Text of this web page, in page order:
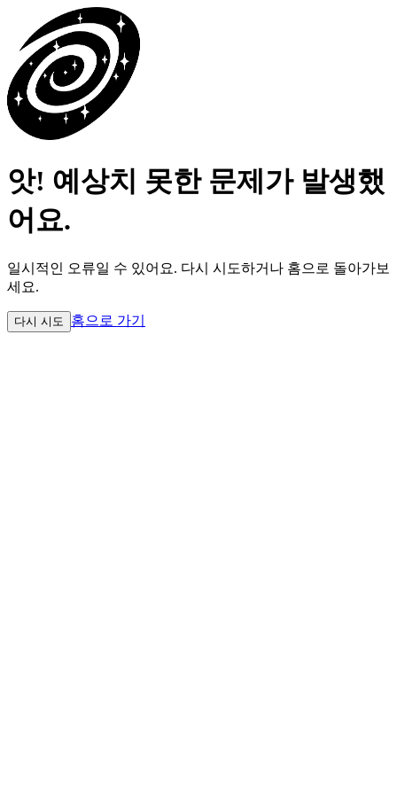
앗! 예상치 못한 문제가 발생했
어요.
일시적인 오류일 수 있어요. 다시 시도하거나 홈으로 돌아가보
세요.
다시 시도 홈으로 가기